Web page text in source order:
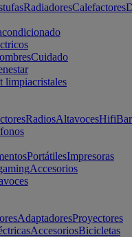
RadiadoresCalefactores
Cuidado
limpiacristales
RadiosAltavocesHifi
PortátilesImpresoras
Accesorios
AdaptadoresProyectores
AccesoriosBicicletas